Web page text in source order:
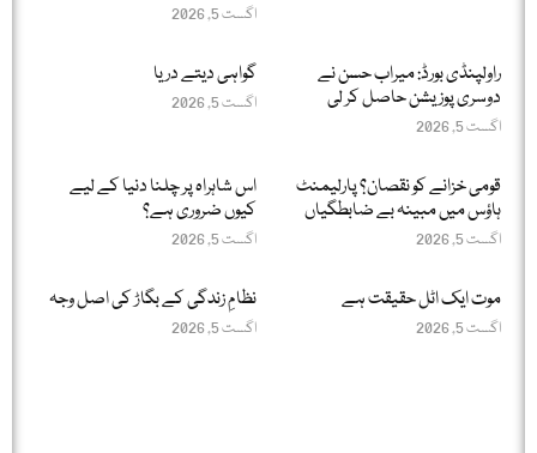
اگست 5, 2026
راولپنڈی بورڈ: میراب حسن نے
دوسری پوزیشن حاصل کر لی
اگست 5, 2026
گواہی دیتے دریا
اگست 5, 2026
قومی خزانے کو نقصان؟ پارلیمنٹ
ہاؤس میں مبینہ بے ضابطگیاں
اگست 5, 2026
اس شاہراہ پر چلنا دنیا کے لیے
کیوں ضروری ہے؟
اگست 5, 2026
موت ایک اٹل حقیقت ہے
اگست 5, 2026
نظامِ زندگی کے بگاڑ کی اصل وجہ
اگست 5, 2026